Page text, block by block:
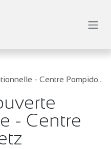
- Centre Pompidou-Metz
- Centre